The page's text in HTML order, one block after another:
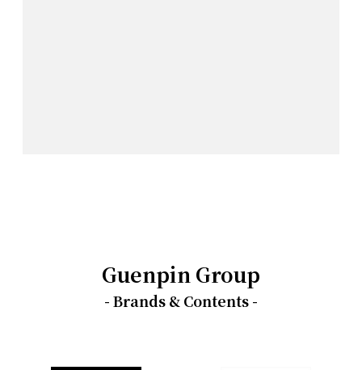
Guenpin Group
- Brands & Contents -